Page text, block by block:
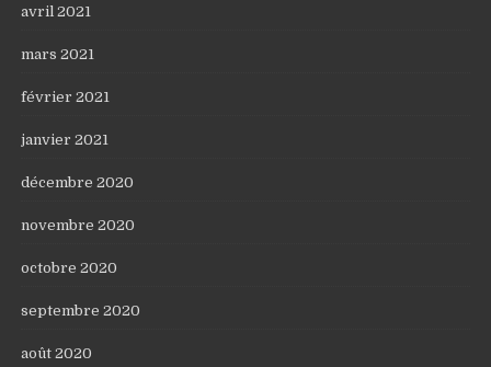
avril 2021
mars 2021
février 2021
janvier 2021
décembre 2020
novembre 2020
octobre 2020
septembre 2020
août 2020